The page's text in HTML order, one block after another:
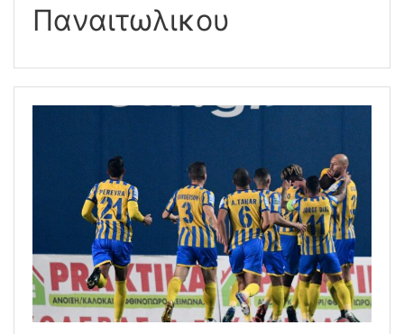
Παναιτωλικου